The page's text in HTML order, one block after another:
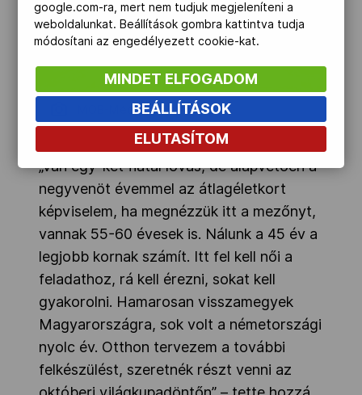
MOB-Média/Szalmás Péter
„Van egy-két fiatal lovas, de alapvetően a
negyvenöt évemmel az átlagéletkort
képviselem, ha megnézzük itt a mezőnyt,
vannak 55-60 évesek is. Nálunk a 45 év a
legjobb kornak számít. Itt fel kell női a
feladathoz, rá kell érezni, sokat kell
gyakorolni. Hamarosan visszamegyek
Magyarországra, sok volt a németországi
nyolc év. Otthon tervezem a további
felkészülést, szeretnék részt venni az
google.com-ra, mert nem tudjuk megjeleníteni a
weboldalunkat. Beállítások gombra kattintva tudja
módosítani az engedélyezett cookie-kat.
MINDET ELFOGADOM
BEÁLLÍTÁSOK
ELUTASÍTOM